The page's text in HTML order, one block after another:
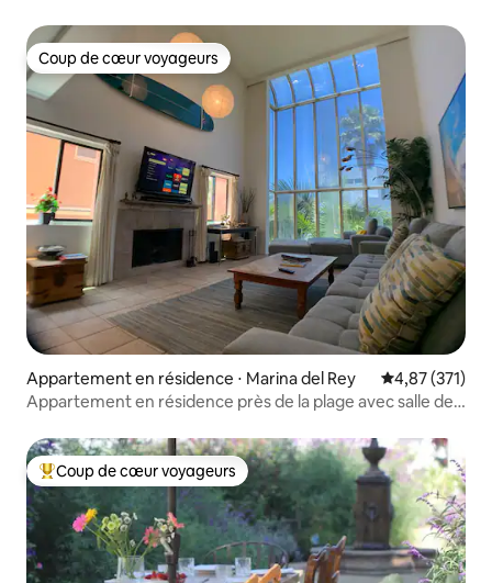
Coup de cœur voyageurs
Coup de cœur voyageurs
Appartement en résidence ⋅ Marina del Rey Évaluation
4,87 (371)
Appartement en résidence près de la plage avec salle de
Coups de cœur voyageurs les plus appréciés
Coup de cœur voyageurs